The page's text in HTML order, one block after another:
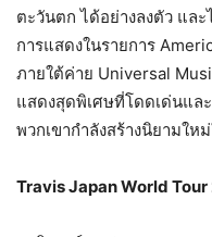
ตะวันตก ได้อย่างลงตัว แล
การแสดงในรายการ
ภายใต้ค่าย Universal
แสดงสุดพิเศษที่โดดเด่นแล
พวกเขากำลังสร้างนิยามให
Travis Japan World Tour